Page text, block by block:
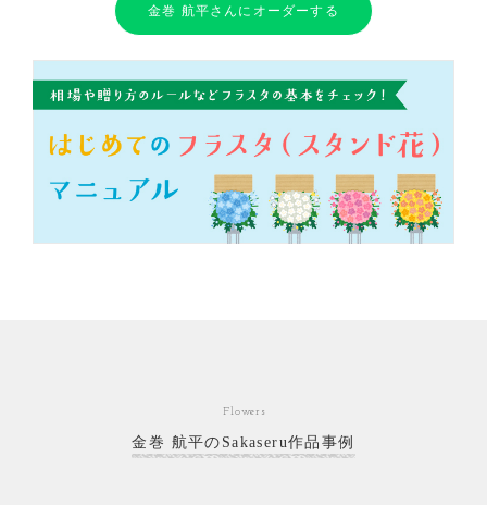
金巻 航平さんにオーダーする
Flowers
金巻 航平のSakaseru作品事例